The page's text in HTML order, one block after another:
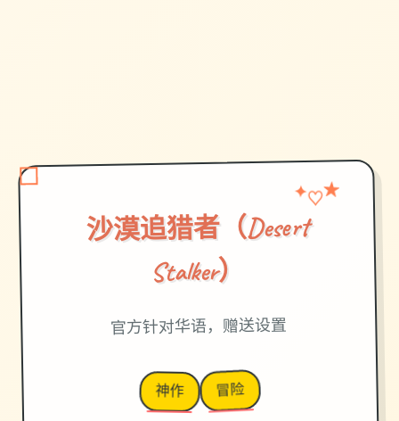
沙漠追猎者（Desert
Stalker）
✦♡★
官方针对华语，赠送设置
神作 冒险